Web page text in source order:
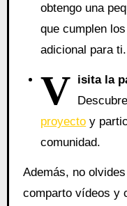
obtengo una
que cumplen
adicional para ti.
V isita la
proyecto y
comunidad.
Además, no olvides
comparto vídeos y